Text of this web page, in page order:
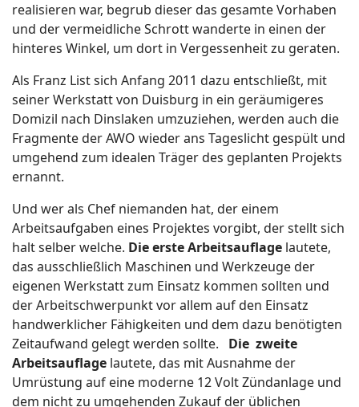
realisieren war, begrub dieser das gesamte Vorhaben
und der vermeidliche Schrott wanderte in einen der
hinteres Winkel, um dort in Vergessenheit zu geraten.
Als Franz List sich Anfang 2011 dazu entschließt, mit
seiner Werkstatt von Duisburg in ein geräumigeres
Domizil nach Dinslaken umzuziehen, werden auch die
Fragmente der AWO wieder ans Tageslicht gespült und
umgehend zum idealen Träger des geplanten Projekts
ernannt.
Und wer als Chef niemanden hat, der einem
Arbeitsaufgaben eines Projektes vorgibt, der stellt sich
halt selber welche. Die erste Arbeitsauflage lautete,
das ausschließlich Maschinen und Werkzeuge der
eigenen Werkstatt zum Einsatz kommen sollten und
der Arbeitschwerpunkt vor allem auf den Einsatz
handwerklicher Fähigkeiten und dem dazu benötigten
Zeitaufwand gelegt werden sollte. Die zweite
Arbeitsauflage lautete, das mit Ausnahme der
Umrüstung auf eine moderne 12 Volt Zündanlage und
dem nicht zu umgehenden Zukauf der üblichen